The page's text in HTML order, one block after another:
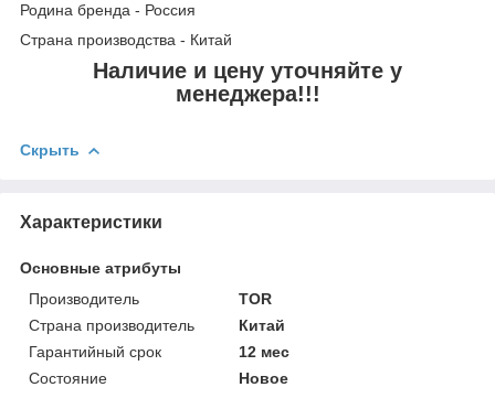
Родина бренда - Россия
Страна производства - Китай
Наличие и цену уточняйте у
менеджера!!!
Скрыть
Характеристики
Основные атрибуты
Производитель
TOR
Страна производитель
Китай
Гарантийный срок
12 мес
Состояние
Новое